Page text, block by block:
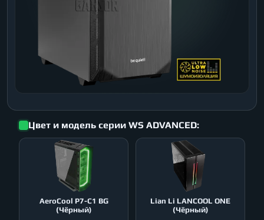
Цвет и модель серии WS ADVANCED:
AeroСool P7-C1 BG
(Чёрный)
Lian Li LANCOOL ONE
(Чёрный)